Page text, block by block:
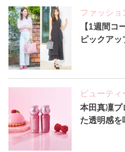
ファッショ
【1週間
ピックア
ビューティ
本田真凜プ
た透明感を